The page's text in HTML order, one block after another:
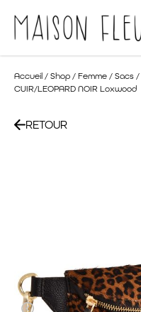
Accueil / Shop / Femme / Sacs /
CUIR/LEOPARD NOIR Loxwood
RETOUR